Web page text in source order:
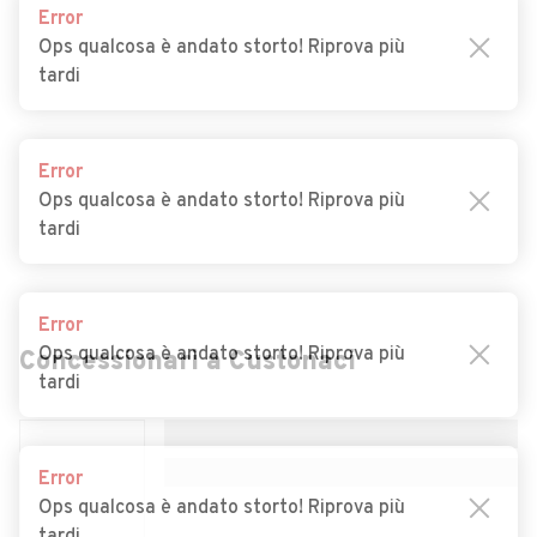
Auto usate Petrosino Auto usate Poggioreale
Capo
Auto usate Valderice
Error
Ops qualcosa è andato storto! Riprova più
tardi
Error
Ops qualcosa è andato storto! Riprova più
tardi
Error
Ops qualcosa è andato storto! Riprova più
tardi
Error
Ops qualcosa è andato storto! Riprova più